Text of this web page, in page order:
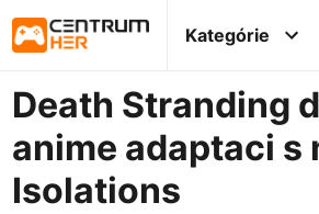
Kategórie
Death Stranding
anime adaptaci s
Isolations